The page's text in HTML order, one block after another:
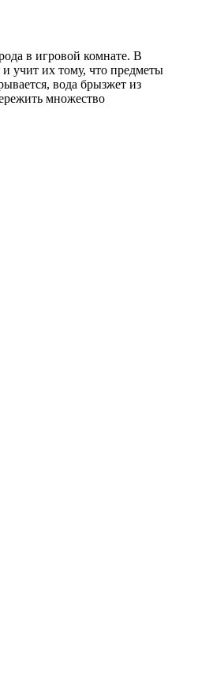
в игровой комнате. В
и учит их тому, что предметы
вода брызжет из
множество